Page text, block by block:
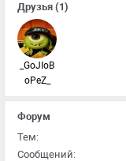
Друзья (1)
_GoJIoB
oPeZ_
Форум
Тем:
Сообщений: